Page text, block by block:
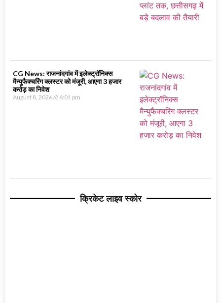
CG News: राजनांदगांव में इलेक्ट्रॉनिक्स
मैन्युफैक्चरिंग क्लस्टर को मंजूरी, आएगा 3 हजार
करोड़ का निवेश
August 8, 2026 6:01 pm
क्रिकेट लाइव स्कोर